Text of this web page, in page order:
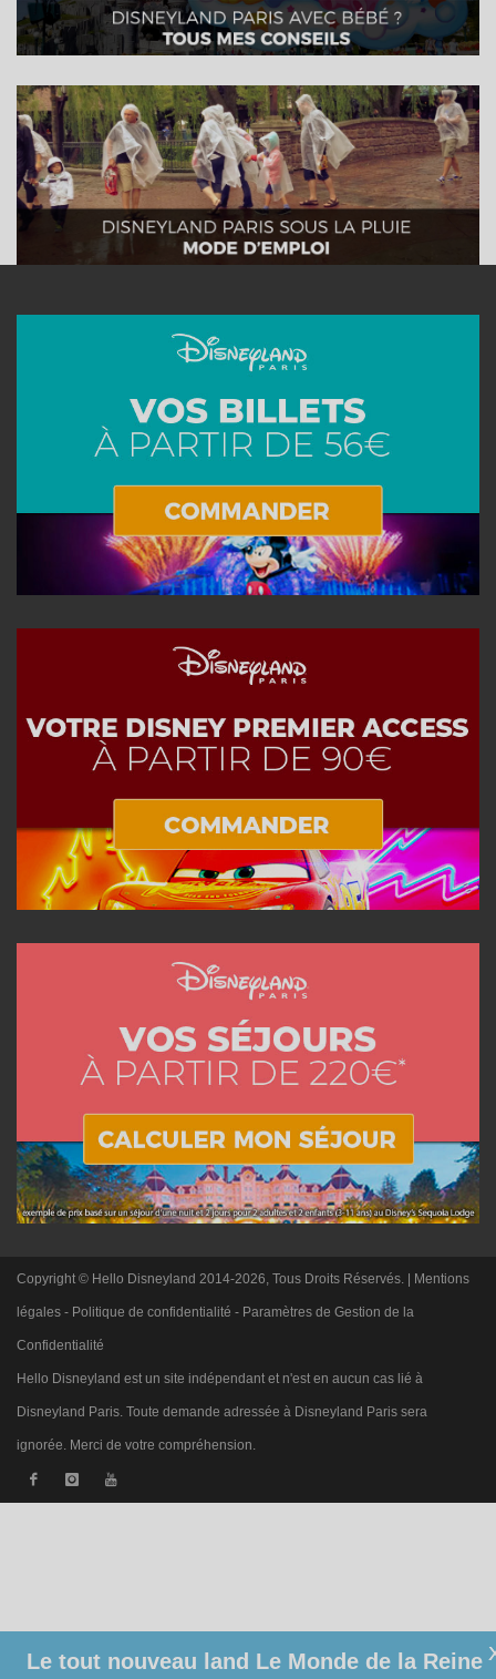
Copyright © Hello Disneyland 2014-2026, Tous Droits Réservés. | Mentions
légales - Politique de confidentialité - Paramètres de Gestion de la
Confidentialité
Hello Disneyland est un site indépendant et n'est en aucun cas lié à
Disneyland Paris. Toute demande adressée à Disneyland Paris sera
ignorée. Merci de votre compréhension.
Le tout nouveau land Le Monde de la Reine